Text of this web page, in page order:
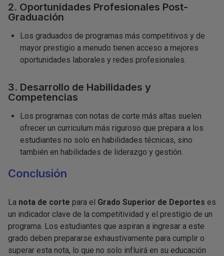
2. Oportunidades Profesionales Post-
Graduación
Los graduados de programas más competitivos y de
mayor prestigio a menudo tienen acceso a mejores
oportunidades laborales y redes profesionales.
3. Desarrollo de Habilidades y
Competencias
Los programas con notas de corte más altas suelen
ofrecer un curriculum más riguroso que prepara a los
estudiantes no solo en habilidades técnicas, sino
también en habilidades de liderazgo y gestión.
Conclusión
La nota de corte para el Grado Superior de Deportes es
un indicador clave de la competitividad y el prestigio de un
programa. Los estudiantes que aspiran a ingresar a este
grado deben prepararse exhaustivamente para cumplir o
superar esta nota, lo que no solo influirá en su educación